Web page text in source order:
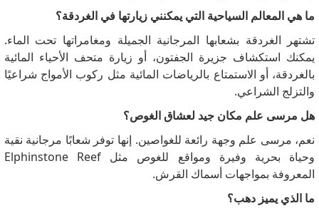
ما هي المعالم السياحية التي يمكنني زيارتها في الغردقة؟
تشتهر الغردقة بشعابها المرجانية الجميلة ومغامراتها تحت الماء.
يمكنك استكشاف جزيرة الجفتون، أو زيارة متحف الأحياء المائية
بالغردقة، أو الاستمتاع بالرياضات المائية مثل ركوب الأمواج شراعيًا
والتزلج الشراعي.
هل مرسى علم مكان جيد لعشاق الغوص؟
نعم، مرسى علم وجهة رائعة للغواصين. إنها توفر شعابًا مرجانية نقية
وحياة بحرية وفيرة ومواقع للغوص مثل Elphinstone Reef
المعروفة بمواجهات أسماك القرش.
ما الذي يميز دهب؟